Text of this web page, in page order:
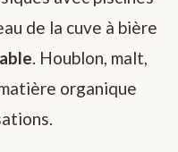
de la cuve à bière
. Houblon, malt,
organique